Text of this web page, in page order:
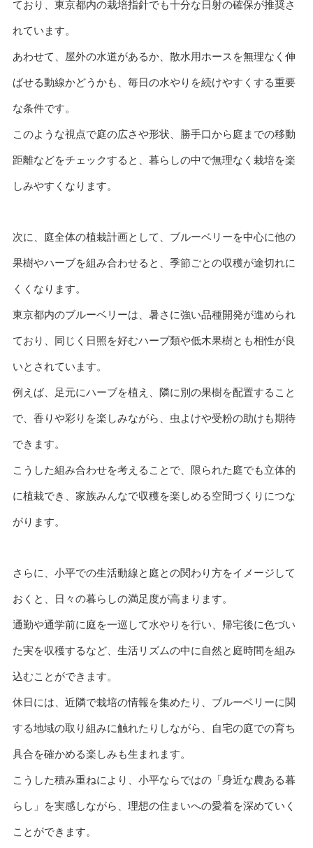
ており、東京都内の栽培指針でも十分な日射の確保が推奨さ
れています。
あわせて、屋外の水道があるか、散水用ホースを無理なく伸
ばせる動線かどうかも、毎日の水やりを続けやすくする重要
な条件です。
このような視点で庭の広さや形状、勝手口から庭までの移動
距離などをチェックすると、暮らしの中で無理なく栽培を楽
しみやすくなります。
次に、庭全体の植栽計画として、ブルーベリーを中心に他の
果樹やハーブを組み合わせると、季節ごとの収穫が途切れに
くくなります。
東京都内のブルーベリーは、暑さに強い品種開発が進められ
ており、同じく日照を好むハーブ類や低木果樹とも相性が良
いとされています。
例えば、足元にハーブを植え、隣に別の果樹を配置すること
で、香りや彩りを楽しみながら、虫よけや受粉の助けも期待
できます。
こうした組み合わせを考えることで、限られた庭でも立体的
に植栽でき、家族みんなで収穫を楽しめる空間づくりにつな
がります。
さらに、小平での生活動線と庭との関わり方をイメージして
おくと、日々の暮らしの満足度が高まります。
通勤や通学前に庭を一巡して水やりを行い、帰宅後に色づい
た実を収穫するなど、生活リズムの中に自然と庭時間を組み
込むことができます。
休日には、近隣で栽培の情報を集めたり、ブルーベリーに関
する地域の取り組みに触れたりしながら、自宅の庭での育ち
具合を確かめる楽しみも生まれます。
こうした積み重ねにより、小平ならではの「身近な農ある暮
らし」を実感しながら、理想の住まいへの愛着を深めていく
ことができます。